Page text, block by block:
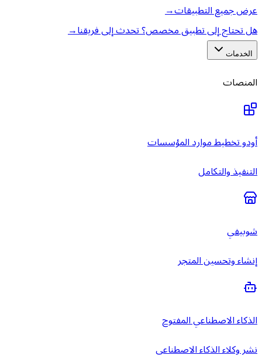
عرض جميع التطبيقات→
هل تحتاج إلى تطبيق مخصص؟ تحدث إلى فريقنا→
الخدمات
المنصات
أودو تخطيط موارد المؤسسات
التنفيذ والتكامل
شوبيفي
إنشاء وتحسين المتجر
الذكاء الاصطناعي المفتوح
نشر وكلاء الذكاء الاصطناعي